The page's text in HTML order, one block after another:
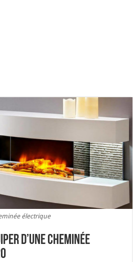
électrique
d’une cheminée